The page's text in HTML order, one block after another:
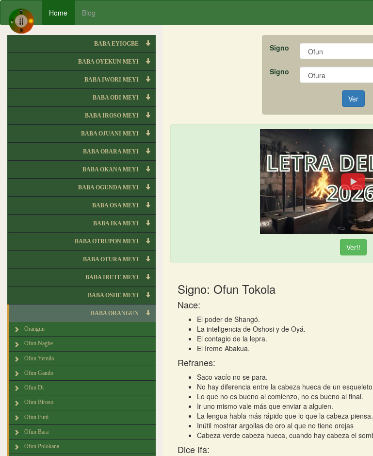
Home Blog
BABA EYIOGBE
BABA OYEKUN MEYI
BABA IWORI MEYI
BABA ODI MEYI
BABA IROSO MEYI
BABA OJUANI MEYI
BABA OBARA MEYI
BABA OKANA MEYI
BABA OGUNDA MEYI
BABA OSA MEYI
BABA IKA MEYI
BABA OTRUPON MEYI
BABA OTURA MEYI
BABA IRETE MEYI
BABA OSHE MEYI
BABA ORANGUN
Orangun
Ofun Nagbe
Ofun Yemilo
Ofun Gando
Ofun Di
Ofun Biroso
Ofun Funi
Ofun Bara
Ofun Polokana
Signo
Signo
Ver
Ver!!
Signo: Ofun Tokola
Nace:
El poder de Shangó.
La inteligencia de Oshosi y de Oyá.
El contagio de la lepra.
El Ireme Abakua.
Refranes:
Saco vacío no se para.
No hay diferencia entre la cabeza hueca de un
Lo que no es bueno al comienzo, no es bueno al final.
Ir uno mismo vale más que enviar a alguien.
La lengua habla más rápido que lo que la cabeza piensa.
Inútil mostrar argollas de oro al que no tiene orejas
Cabeza verde cabeza hueca, cuando hay cabeza el
Dice Ifa: